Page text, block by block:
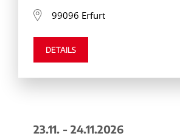
99096 Erfurt
DETAILS
23.11. - 24.11.2026